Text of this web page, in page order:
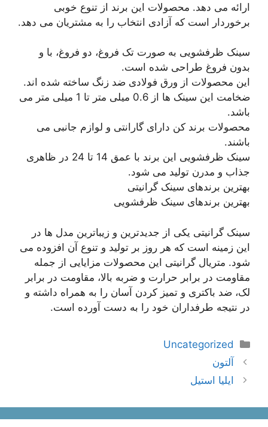
ارائه می دهد. محصولات این برند از تنوع خوبی
برخوردار است که آزادی انتخاب را به مشتریان می دهد.
سینک ظرفشویی به صورت تک فروغ، دو فروغ، با و
بدون فروغ طراحی شده است.
این محصولات از ورق فولادی ضد زنگ ساخته شده اند.
ضخامت این سینک ها از 0.6 میلی متر تا 1 میلی متر می
باشد.
محصولات برند کن دارای گارانتی و لوازم جانبی می
باشند.
سینک ظرفشویی این برند با عمق 14 تا 24 در ظاهری
جذاب و مدرن تولید می شود.
بهترین برندهای سینک گرانیتی
بهترین برندهای سینک ظرفشویی
سینک گرانیتی یکی از جدیدترین و زیباترین مدل ها در
این زمینه است که هر روز بر تولید و تنوع آن افزوده می
شود. متریال گرانیتی این محصولات مزایایی از جمله
مقاومت در برابر حرارت و ضربه بالا، مقاومت در برابر
لک، ضد باکتری و تمیز کردن آسان را به همراه داشته و
در نتیجه طرفداران خود را به دست آورده است.
دسته‌ها
Uncategorized
ناوبری
نوشته‌ها
آلتون
ایلیا استیل